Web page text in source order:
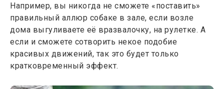
Например, вы никогда не сможете «поставить»
правильный аллюр собаке в зале, если возле
дома выгуливаете её вразвалочку, на рулетке. А
если и сможете сотворить некое подобие
красивых движений, так это будет только
кратковременный эффект.